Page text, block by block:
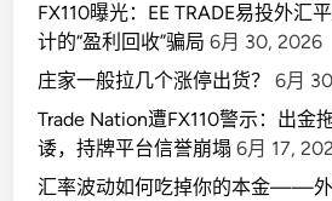
FX110曝光：EE TRADE易投外
计的“盈利回收”骗局 6月 30, 2026
庄家一般拉几个涨停出货？
6月
Trade Nation遭FX110警示：出金
诿，持牌平台信誉崩塌 6月 17,
汇率波动如何吃掉你的本金——